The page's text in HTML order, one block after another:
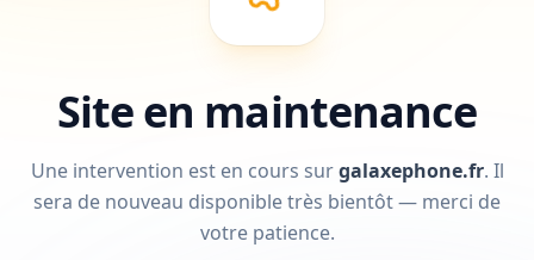
Site en maintenance
Une intervention est en cours surgalaxephone.fr. Il
sera de nouveau disponible très bientôt — merci de
votre patience.